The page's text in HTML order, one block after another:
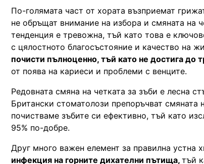
По-голямата част от хората възприемат
не обръщат внимание на избора и смяната на
тенденция е тревожна, тъй като това е
с цялостното благосъстояние и качество на
почисти пълноценно, тъй като не достига до
от поява на кариеси и проблеми с венците.
Редовната смяна на четката за зъби е лесна
Британски стоматолози препоръчват смяната
почистваме зъбите си ефективно, тъй като
95% по-добре.
Друг много важен елемент за правилна устна
инфекция на горните дихателни пътища, тъй